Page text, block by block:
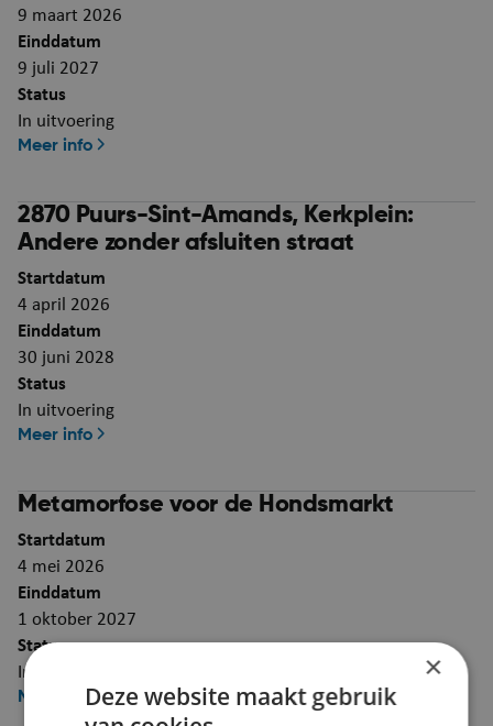
9 maart 2026
Einddatum
9 juli 2027
Status
In uitvoering
Meer info
2870 Puurs-Sint-Amands, Kerkplein:
Andere zonder afsluiten straat
Startdatum
4 april 2026
Einddatum
30 juni 2028
Status
In uitvoering
Meer info
Metamorfose voor de Hondsmarkt
Startdatum
4 mei 2026
Einddatum
1 oktober 2027
Status
In uitvoering
Meer info
×
Deze website maakt gebruik